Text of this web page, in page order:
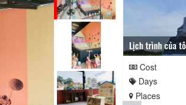
Lịch trình của
Cost
Days
Places